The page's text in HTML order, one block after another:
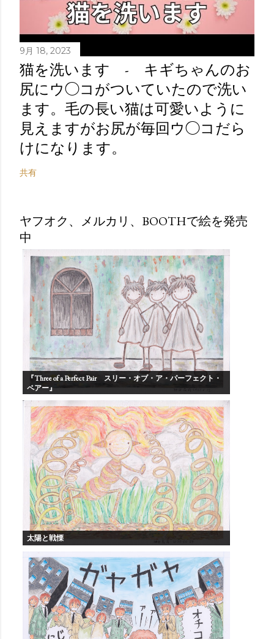
9月 18, 2023
猫を洗います - キギちゃんのお
尻にウ◯コがついていたので洗い
ます。毛の長い猫は可愛いように
見えますがお尻が毎回ウ◯コだら
けになります。
共有
ヤフオク、メルカリ、BOOTHで絵を発売
中
『Three of a Perfect Pair スリー・オブ・ア・パーフェクト・
ペアー』
太陽と戦慄